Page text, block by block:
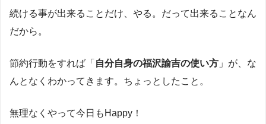
続ける事が出来ることだけ、やる。だって出来ることなん
だから。
節約行動をすれば「 自分自身の福沢諭吉の使い方 」が、な
んとなくわかってきます。ちょっとしたこと。
無理なくやって今日もHappy！